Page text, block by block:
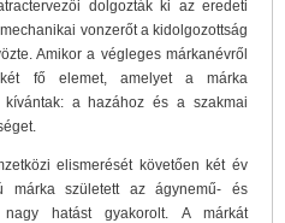
dolgozták ki az eredeti
vonzerőt a kidolgozottság
Amikor a végleges márkanévről
fő elemet, amelyet a márka
kívántak: a hazához és a szakmai
elismerését követően két év
született az ágynemű- és
hatást gyakorolt. A márkát